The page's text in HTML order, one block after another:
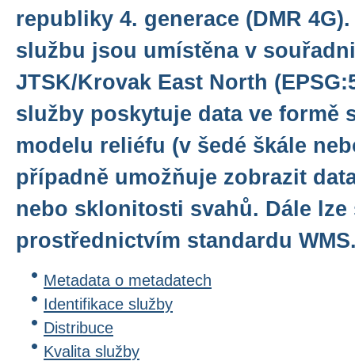
republiky 4. generace (DMR
službu jsou umístěna v
JTSK/Krovak East North
služby poskytuje data ve formě
modelu reliéfu (v šedé škále
případně umožňuje zobrazit
nebo sklonitosti svahů. Dále
prostřednictvím standardu
Metadata o metadatech
Identifikace služby
Distribuce
Kvalita služby